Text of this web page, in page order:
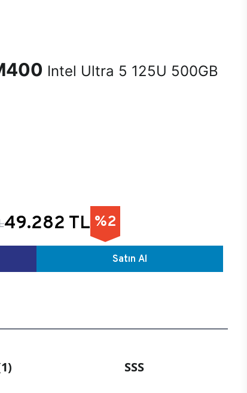
Intel Ultra 5 125U 500GB
49.282 TL %2
Satın Al
SSS